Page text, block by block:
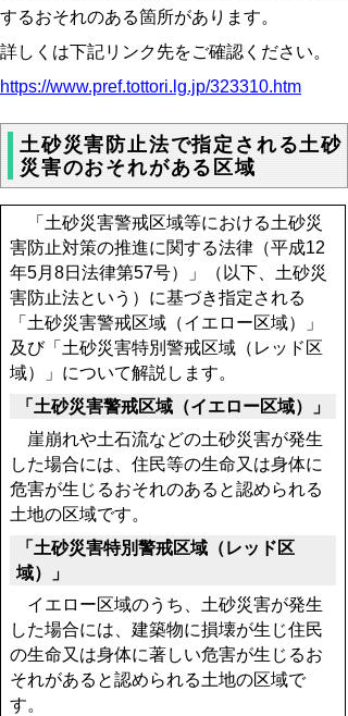
するおそれのある箇所があります。
詳しくは下記リンク先をご確認ください。
https://www.pref.tottori.lg.jp/323310.htm
土砂災害防止法で指定される土砂
災害のおそれがある区域
「土砂災害警戒区域等における土砂災
害防止対策の推進に関する法律（平成12
年5月8日法律第57号）」（以下、土砂災
害防止法という）に基づき指定される
「土砂災害警戒区域（イエロー区域）」
及び「土砂災害特別警戒区域（レッド区
域）」について解説します。
「土砂災害警戒区域（イエロー区域）」
崖崩れや土石流などの土砂災害が発生
した場合には、住民等の生命又は身体に
危害が生じるおそれのあると認められる
土地の区域です。
「土砂災害特別警戒区域（レッド区
域）」
イエロー区域のうち、土砂災害が発生
した場合には、建築物に損壊が生じ住民
の生命又は身体に著しい危害が生じるお
それがあると認められる土地の区域で
す。